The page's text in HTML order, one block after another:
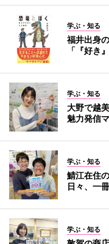
学ぶ・知る
福井出身
「『好き
学ぶ・知る
大野で越
魅力発信
学ぶ・知る
鯖江在住
日々、一
学ぶ・知る